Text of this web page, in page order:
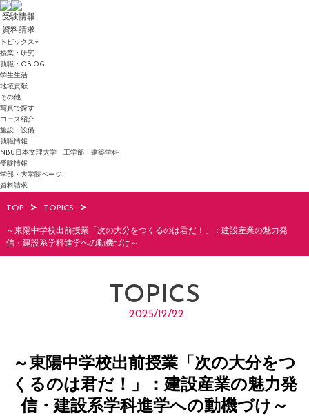
受験情報
資料請求
トピックス
授業・研究
就職・OB.OG
学生生活
地域貢献
その他
写真で探す
コース紹介
施設・設備
就職情報
NBU日本文理大学 工学部 建築学科
受験情報
学部・大学院ページ
資料請求
TOP TOPICS
～東陽中学校出前授業「次の大分をつくるのは君だ！」：建設産業の魅力発
信・建設系学科進学への動機づけ～
TOPICS
2025/12/22
～東陽中学校出前授業「次の大分をつ
くるのは君だ！」：建設産業の魅力発
信・建設系学科進学への動機づけ～